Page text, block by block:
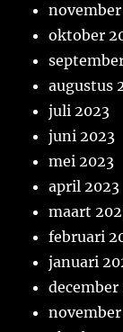
oktober
augustus
juli 2023
juni 2023
mei 2023
april 2023
maart
februari
januari
december